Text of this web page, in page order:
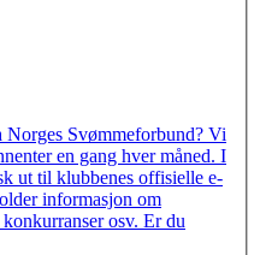
Svømmeforbund? Vi
en gang hver måned. I
ut til klubbenes offisielle e-
informasjon om
osv. Er du